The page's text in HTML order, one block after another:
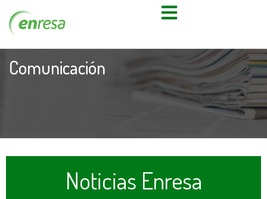
Comunicación
Noticias Enresa